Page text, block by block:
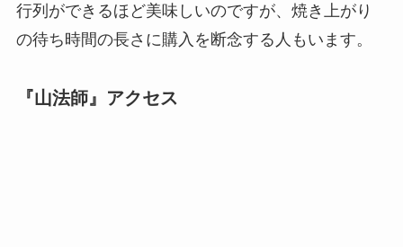
行列ができるほど美味しいのですが、焼き上がり
の待ち時間の長さに購入を断念する人もいます。
『山法師』アクセス